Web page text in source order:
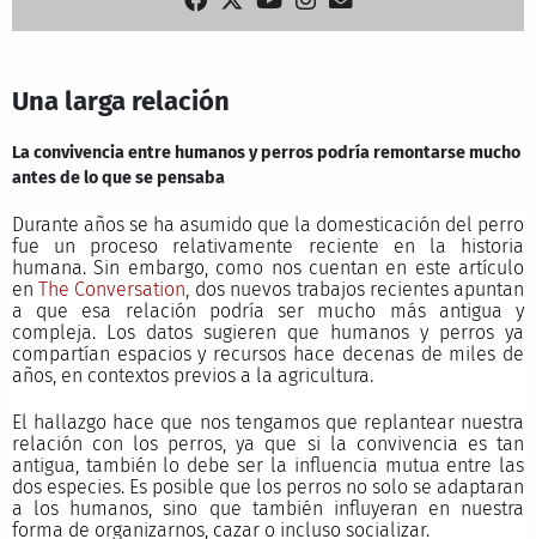
Una larga relación
La convivencia entre humanos y perros podría remontarse mucho
antes de lo que se pensaba
Durante años se ha asumido que la domesticación del perro
fue un proceso relativamente reciente en la historia
humana. Sin embargo, como nos cuentan en este artículo
enThe Conversation , dos nuevos trabajos recientes apuntan
a que esa relación podría ser mucho más antigua y
compleja. Los datos sugieren que humanos y perros ya
compartían espacios y recursos hace decenas de miles de
años, en contextos previos a la agricultura.
El hallazgo hace que nos tengamos que replantear nuestra
relación con los perros, ya que si la convivencia es tan
antigua, también lo debe ser la influencia mutua entre las
dos especies. Es posible que los perros no solo se adaptaran
a los humanos, sino que también influyeran en nuestra
forma de organizarnos, cazar o incluso socializar.